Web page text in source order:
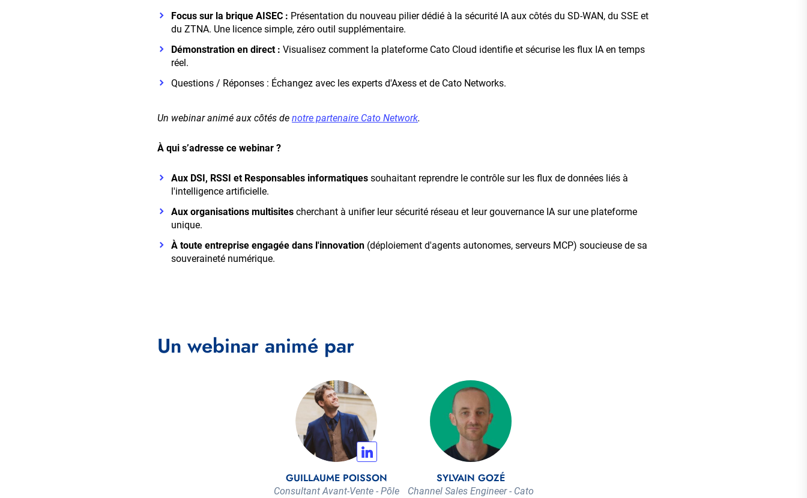
Focus sur la brique AISEC : Présentation du nouveau pilier dédié à la sécurité IA aux côtés du SD-WAN, du SSE et
du ZTNA. Une licence simple, zéro outil supplémentaire.
Démonstration en direct : Visualisez comment la plateforme Cato Cloud identifie et sécurise les flux IA en temps
réel.
Questions / Réponses : Échangez avec les experts d'Axess et de Cato Networks.
Un webinar animé aux côtés de notre partenaire Cato Network.
À qui s’adresse ce webinar ?
Aux DSI, RSSI et Responsables informatiques souhaitant reprendre le contrôle sur les flux de données liés à
l'intelligence artificielle.
Aux organisations multisites cherchant à unifier leur sécurité réseau et leur gouvernance IA sur une plateforme
unique.
À toute entreprise engagée dans l'innovation (déploiement d'agents autonomes, serveurs MCP) soucieuse de sa
souveraineté numérique.
Un webinar animé par
GUILLAUME POISSON
Consultant Avant-Vente - Pôle
SYLVAIN GOZÉ
Channel Sales Engineer - Cato